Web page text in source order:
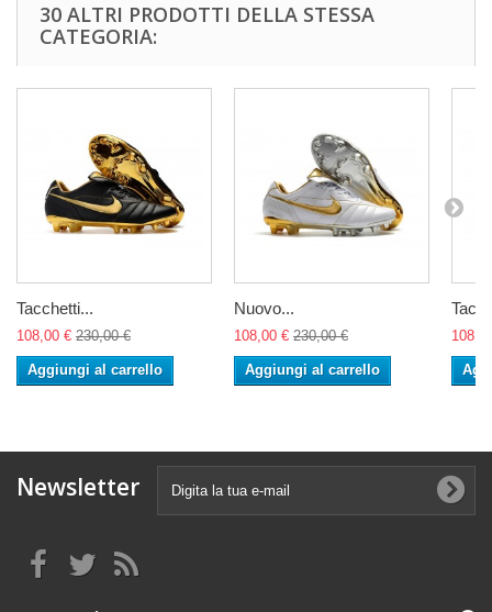
30 ALTRI PRODOTTI DELLA STESSA
CATEGORIA:
Tacchetti...
108,00 € 230,00 €
Aggiungi al carrello
Nuovo...
108,00 € 230,00 €
Aggiungi al carrello
Newsletter